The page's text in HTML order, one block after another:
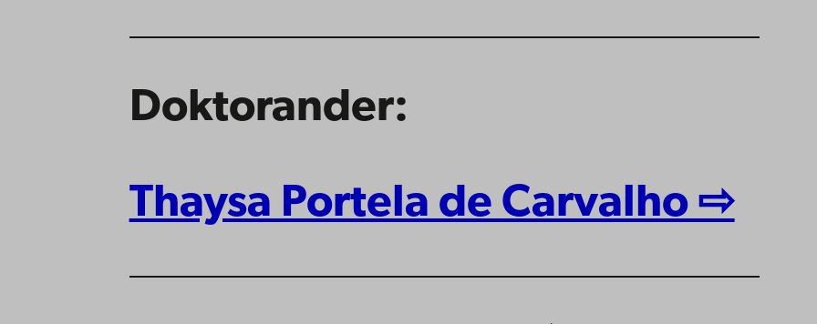
Doktorander:
Thaysa Portela de Carvalho ⇨